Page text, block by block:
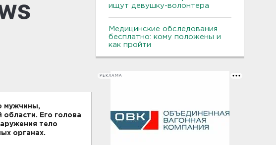
мужчины,
области. Его голова
тело
органах.
ищут девушку-волонтера
Медицинские обследования
бесплатно: кому положены и
как пройти
РЕКЛАМА